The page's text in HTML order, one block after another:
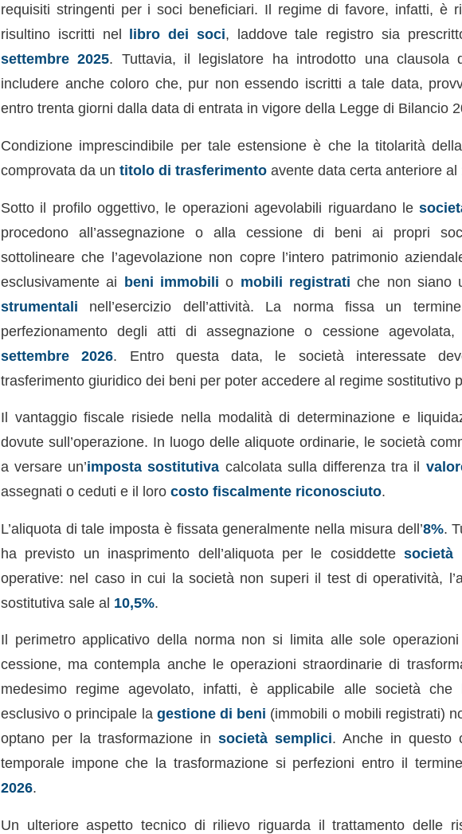
requisiti stringenti per i soci beneficiari. Il regime di favore, infatti, è
risultino iscritti nel libro dei soci, laddove tale registro sia
settembre 2025. Tuttavia, il legislatore ha introdotto una clausola
includere anche coloro che, pur non essendo iscritti a tale data,
entro trenta giorni dalla data di entrata in vigore della Legge di Bilancio
Condizione imprescindibile per tale estensione è che la titolarità
comprovata da un titolo di trasferimentoavente data certa anteriore al
Sotto il profilo oggettivo, le operazioni agevolabili riguardano le
procedono all’assegnazione o alla cessione di beni ai propri
sottolineare che l’agevolazione non copre l’intero patrimonio
esclusivamente ai beni immobili o mobili registrati che non siano
strumentali nell’esercizio dell’attività. La norma fissa un
perfezionamento degli atti di assegnazione o cessione
settembre 2026. Entro questa data, le società interessate
trasferimento giuridico dei beni per poter accedere al regime sostitutivo
Il vantaggio fiscale risiede nella modalità di determinazione e
dovute sull’operazione. In luogo delle aliquote ordinarie, le società
a versare un’imposta sostitutiva calcolata sulla differenza tra il
assegnati o ceduti e il loro costo fiscalmente riconosciuto.
L’aliquota di tale imposta è fissata generalmente nella misura dell’8%.
ha previsto un inasprimento dell’aliquota per le cosiddettesocietà
operative: nel caso in cui la società non superi il test di operatività,
sostitutiva sale al 10,5%.
Il perimetro applicativo della norma non si limita alle sole
cessione, ma contempla anche le operazioni straordinarie di
medesimo regime agevolato, infatti, è applicabile alle società che
esclusivo o principale la gestione di beni (immobili o mobili registrati)
optano per la trasformazione in società semplici. Anche in questo
temporale impone che la trasformazione si perfezioni entro il
2026.
Un ulteriore aspetto tecnico di rilievo riguarda il trattamento delle